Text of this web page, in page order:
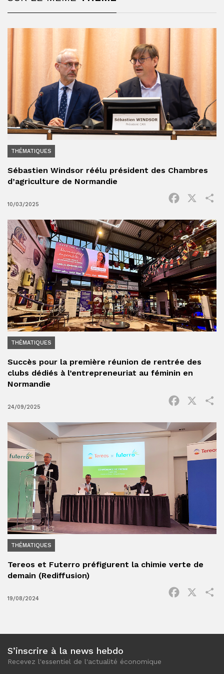
THÉMATIQUES
Sébastien Windsor réélu président des Chambres
d’agriculture de Normandie
10/03/2025
Facebook
THÉMATIQUES
Succès pour la première réunion de rentrée des
clubs dédiés à l’entrepreneuriat au féminin en
Normandie
24/09/2025
Facebook
THÉMATIQUES
Tereos et Futerro préfigurent la chimie verte de
demain (Rediffusion)
19/08/2024
Facebook
S’inscrire à la news hebdo
Recevez l'essentiel de l'actualité économique